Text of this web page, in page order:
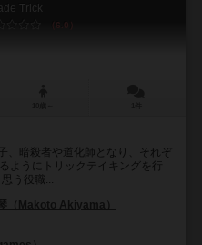
Trick
6.0
、暗殺者や道化師となり、それぞ
ようにトリックテイキングを行
う役職...
（Makoto Akiyama）